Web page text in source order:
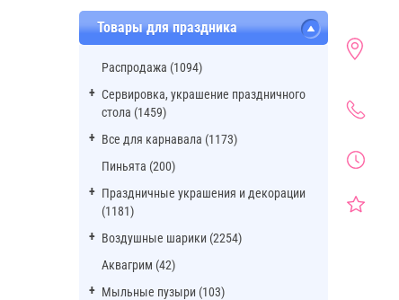
Товары для праздника
Распродажа (1094)
Сервировка, украшение праздничного
стола (1459)
Все для карнавала (1173)
Пиньята (200)
Праздничные украшения и декорации
(1181)
Воздушные шарики (2254)
Аквагрим (42)
Мыльные пузыри (103)